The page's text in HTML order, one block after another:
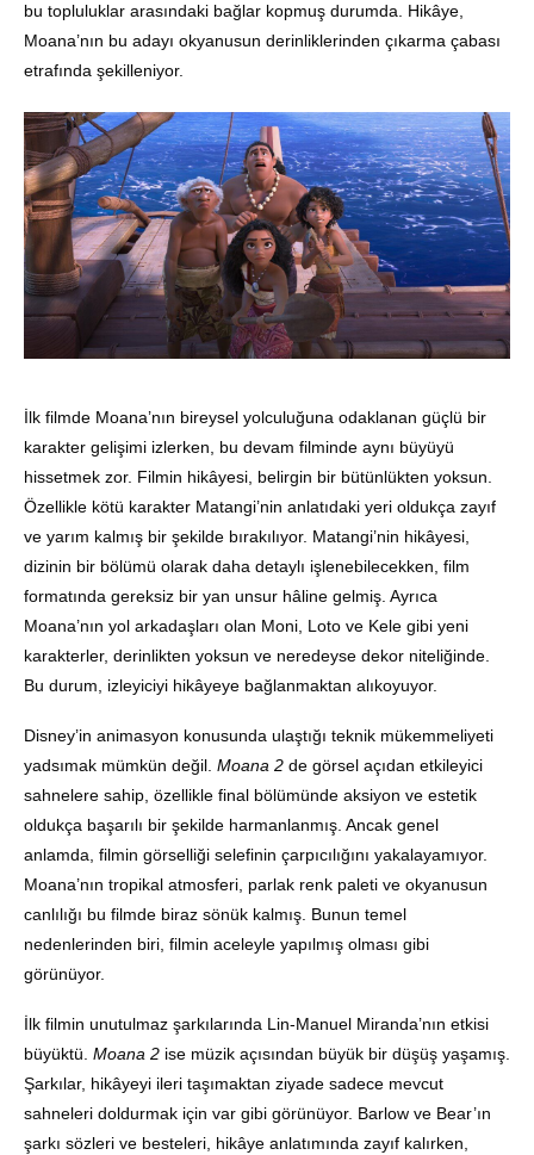
bu topluluklar arasındaki bağlar kopmuş durumda. Hikâye,
Moana’nın bu adayı okyanusun derinliklerinden çıkarma çabası
etrafında şekilleniyor.
İlk filmde Moana’nın bireysel yolculuğuna odaklanan güçlü bir
karakter gelişimi izlerken, bu devam filminde aynı büyüyü
hissetmek zor. Filmin hikâyesi, belirgin bir bütünlükten yoksun.
Özellikle kötü karakter Matangi’nin anlatıdaki yeri oldukça zayıf
ve yarım kalmış bir şekilde bırakılıyor. Matangi’nin hikâyesi,
dizinin bir bölümü olarak daha detaylı işlenebilecekken, film
formatında gereksiz bir yan unsur hâline gelmiş. Ayrıca
Moana’nın yol arkadaşları olan Moni, Loto ve Kele gibi yeni
karakterler, derinlikten yoksun ve neredeyse dekor niteliğinde.
Bu durum, izleyiciyi hikâyeye bağlanmaktan alıkoyuyor.
Disney’in animasyon konusunda ulaştığı teknik mükemmeliyeti
yadsımak mümkün değil. Moana 2 de görsel açıdan etkileyici
sahnelere sahip, özellikle final bölümünde aksiyon ve estetik
oldukça başarılı bir şekilde harmanlanmış. Ancak genel
anlamda, filmin görselliği selefinin çarpıcılığını yakalayamıyor.
Moana’nın tropikal atmosferi, parlak renk paleti ve okyanusun
canlılığı bu filmde biraz sönük kalmış. Bunun temel
nedenlerinden biri, filmin aceleyle yapılmış olması gibi
görünüyor.
İlk filmin unutulmaz şarkılarında Lin-Manuel Miranda’nın etkisi
büyüktü. Moana 2 ise müzik açısından büyük bir düşüş yaşamış.
Şarkılar, hikâyeyi ileri taşımaktan ziyade sadece mevcut
sahneleri doldurmak için var gibi görünüyor. Barlow ve Bear’ın
şarkı sözleri ve besteleri, hikâye anlatımında zayıf kalırken,